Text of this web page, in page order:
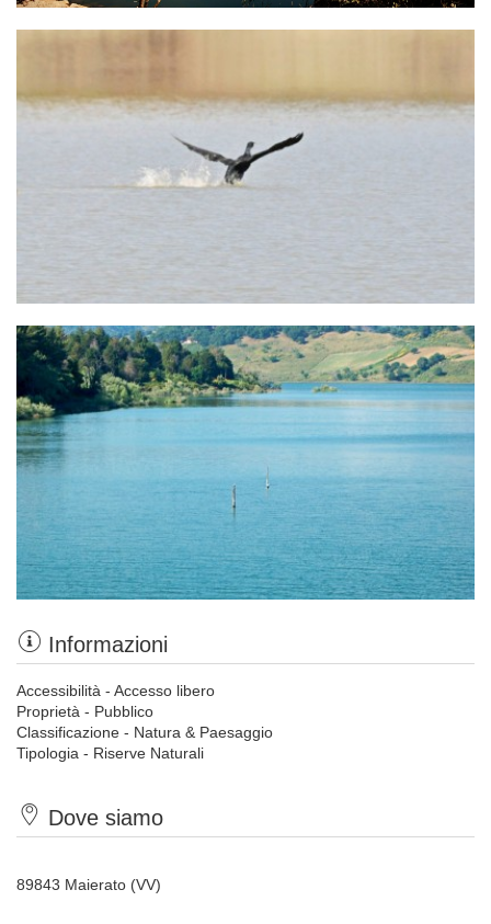
Informazioni
Accessibilità - Accesso libero
Proprietà - Pubblico
Classificazione - Natura & Paesaggio
Tipologia - Riserve Naturali
Dove siamo
89843 Maierato (VV)